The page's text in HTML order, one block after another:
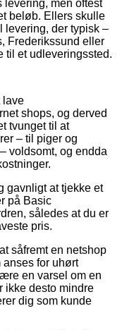
levering, men oftest
beløb. Ellers skulle
levering, der typisk –
Frederikssund eller
til et udleveringssted.
lave
shops, og derved
tvunget til at
– til piger og
voldsomt, og endda
gavnligt at tjekke et
på Basic
således at du er
pris.
såfremt en netshop
for uhørt
en varsel om en
ikke desto mindre
dig som kunde